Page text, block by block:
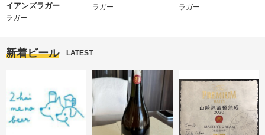
イアンズラガー
ラガー
ラガー ラガー
新着ビール LATEST